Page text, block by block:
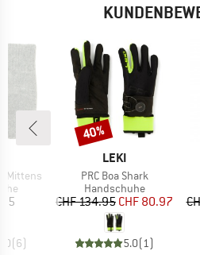
Mittens
(6)
MARKE
LEKI
Artikel
PRC Boa Shark
Produktgruppe
Handschuhe
Preis
CHF 134.95reduzierter
CHF 80.97
5.0(1)
Rabatt
40%